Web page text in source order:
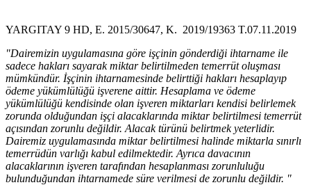
YARGITAY 9 HD, E. 2015/30647, K. 2019/19363 T.07.11.2019​
"Dairemizin uygulamasına göre işçinin gönderdiği ihtarname ile
sadece hakları sayarak miktar belirtilmeden temerrüt oluşması
mümkündür. İşçinin ihtarnamesinde belirttiği hakları hesaplayıp
ödeme yükümlülüğü işverene aittir. Hesaplama ve ödeme
yükümlülüğü kendisinde olan işveren miktarları kendisi belirlemek
zorunda olduğundan işçi alacaklarında miktar belirtilmesi temerrüt
açısından zorunlu değildir. Alacak türünü belirtmek yeterlidir.
Dairemiz uygulamasında miktar belirtilmesi halinde miktarla sınırlı
temerrüdün varlığı kabul edilmektedir. Ayrıca davacının
alacaklarının işveren tarafından hesaplanması zorunluluğu
bulunduğundan ihtarnamede süre verilmesi de zorunlu değildir. "